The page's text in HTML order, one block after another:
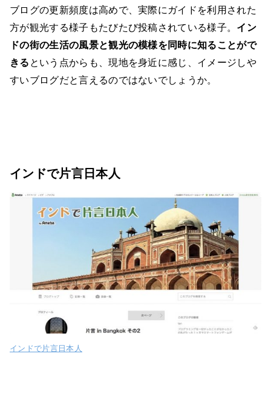
ブログの更新頻度は高めで、実際にガイドを利用された
方が観光する様子もたびたび投稿されている様子。 イン
ドの街の生活の風景と観光の模様を同時に知ることがで
きる という点からも、現地を身近に感じ、イメージしや
すいブログだと言えるのではないでしょうか。
インドで片言日本人
インドで片言日本人